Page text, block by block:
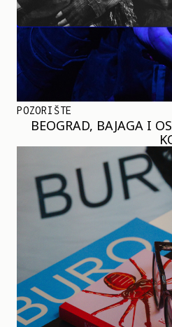
POZORIŠTE
BEOGRAD, BAJAGA I